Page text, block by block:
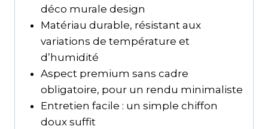
déco murale design
Matériau durable, résistant aux
variations de température et
d’humidité
Aspect premium sans cadre
obligatoire, pour un rendu minimaliste
Entretien facile : un simple chiffon
doux suffit